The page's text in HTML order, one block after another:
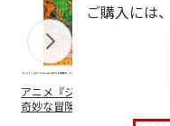
アニメ『ジョジョの
奇妙な冒険 黄金の
水森
ご購入には